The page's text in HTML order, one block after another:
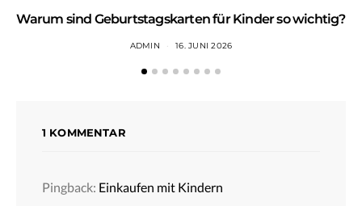
Warum sind Geburtstagskarten für Kinder so wichtig?
ADMIN 16. JUNI 2026
1 KOMMENTAR
Pingback: Einkaufen mit Kindern